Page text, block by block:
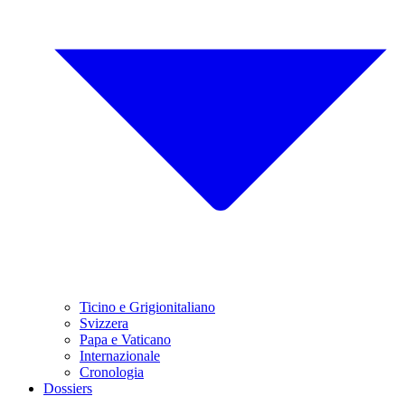
Ticino e Grigionitaliano
Svizzera
Papa e Vaticano
Internazionale
Cronologia
Dossiers